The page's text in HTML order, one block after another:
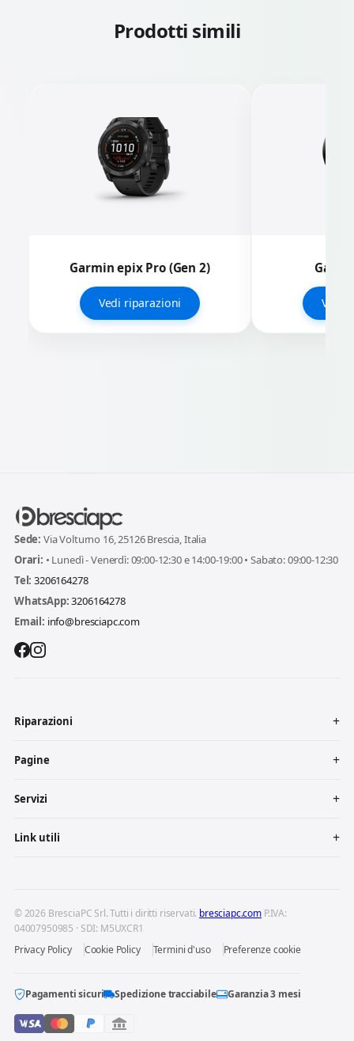
Prodotti simili
Garmin epix Pro (Gen 2)
Vedi riparazioni Vedi
Sede: Via Volturno 16, 25126 Brescia, Italia
Orari: • Lunedì - Venerdì: 09:00-12:30 e 14:00-19:00 • Sabato: 09:00-12:30
Tel: 3206164278
WhatsApp:3206164278
Email: info@bresciapc.com
Riparazioni
Pagine
Servizi
Link utili
© 2026 BresciaPC Srl. Tutti i diritti riservati. bresciapc.com P.IVA:
04007950985 · SDI: M5UXCR1
Privacy Policy
Cookie Policy Termini d'uso Preferenze cookie
Pagamenti sicuri Spedizione tracciabile Garanzia 3 mesi